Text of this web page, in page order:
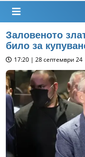
Заловеното
било за
17:20 | 28 септември 24